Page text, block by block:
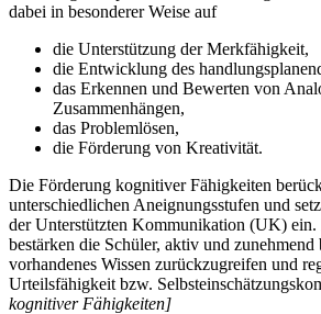
dabei in besonderer Weise auf
die Unterstützung der Merkfähigkeit,
die Entwicklung des
das Erkennen und Bewerten von
Zusammenhängen,
das Problemlösen,
die Förderung von Kreativität.
Die Förderung kognitiver Fähigkeiten
unterschiedlichen Aneignungsstufen und
der Unterstützten Kommunikation (UK) ein.
bestärken die Schüler, aktiv und zunehmend
vorhandenes Wissen zurückzugreifen und
Urteilsfähigkeit bzw.
kognitiver Fähigkeiten]